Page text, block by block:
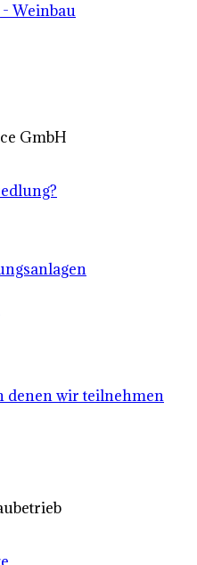
Weinbau
GmbH
denen wir teilnehmen